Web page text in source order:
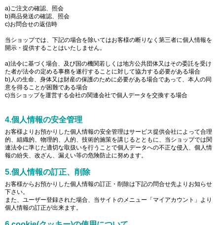
a)ご注文の確認、照会
b)商品発送の確認、照会
c)お問合せの返信時
当ショップでは、下記の場合を除いてはお客様の断りなく第三者に個人情報を
開示・提供することはいたしません。
a)法令に基づく場合、及び国の機関若しくは地方公共団体又はその委託を受け
た者が法令の定める事務を遂行することに対して協力する必要がある場合
b)人の生命、身体又は財産の保護のために必要がある場合であって、本人の同
意を得ることが困難である場合
c)当ショップを運営する会社の関連会社で個人データを交換する場合
4.個人情報の安全管理
お客様よりお預かりした個人情報の安全管理はサービス提供会社によって合理
的、組織的、物理的、人的、技術的施策を講じるとともに、当ショップでは関
連法令に準じた適切な取扱いを行うことで個人データへの不正な侵入、個人情
報の紛失、改ざん、漏えい等の危険防止に努めます。
5.個人情報の訂正、削除
お客様からお預かりした個人情報の訂正・削除は下記の問合せ先よりお知らせ
下さい。
また、ユーザー登録された場合、当サイトのメニュー「マイアカウント」より
個人情報の訂正が出来ます。